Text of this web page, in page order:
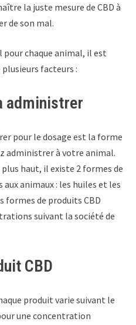
la juste mesure de CBD à
de son mal.
pour chaque animal, il est
facteurs :
administrer
pour le dosage est la forme
administrer à votre animal.
haut, il existe 2 formes de
animaux : les huiles et les
formes de produits CBD
suivant la société de
CBD
produit varie suivant le
une concentration